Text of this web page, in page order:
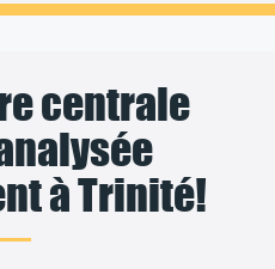
centrale
à Trinité!